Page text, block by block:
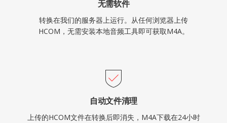
无需软件
转换在我们的服务器上运行。从任何浏览器上传
HCOM，无需安装本地音频工具即可获取M4A。
自动文件清理
上传的HCOM文件在转换后即消失，M4A下载在24小时